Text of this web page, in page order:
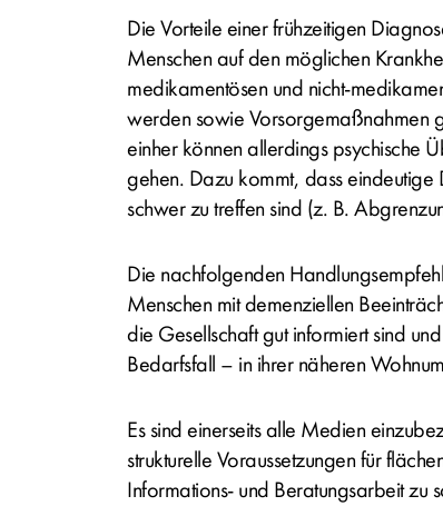
Die Vorteile einer frühzeitigen
Menschen auf den möglichen
medikamentösen und nicht-
werden sowie Vorsorgemaßnahmen
einher können allerdings psychische
gehen. Dazu kommt, dass
schwer zu treffen sind (z. B.
Die nachfolgenden
Menschen mit demenziellen
die Gesellschaft gut informiert sind
Bedarfsfall – in ihrer näheren
Es sind einerseits alle Medien
strukturelle Voraussetzungen für
Informations- und Beratungsarbeit zu